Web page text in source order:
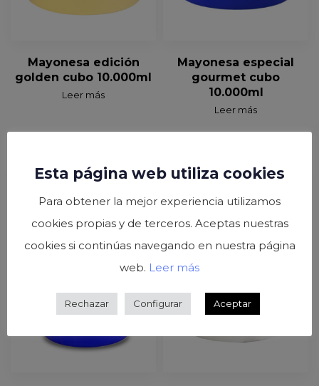
Mayonesa edición
golden cubo 10.000ml
Leer más
Mayonesa especial
gourmet cubo
10.000ml
Leer más
Esta página web utiliza cookies
Para obtener la mejor experiencia utilizamos
cookies propias y de terceros. Aceptas nuestras
cookies si continúas navegando en nuestra página
web. Leer más
Rechazar Configurar Aceptar